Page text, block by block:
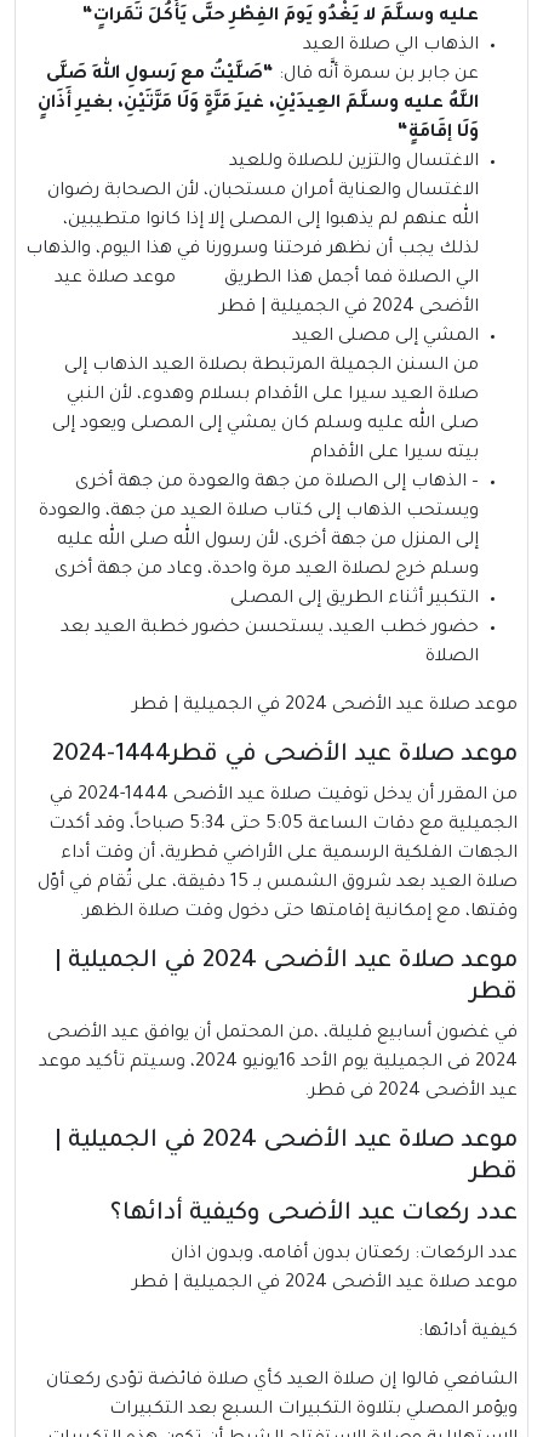
عليه وسلَّمَ لا يَغْدُو يَومَ الفِطْرِ حتَّى يَأْكُلَ تَمَراتٍ“
الذهاب الي صلاة العيد
عن جابر بن سمرة أنَّه قال: “صَلَّيْتُ مع رَسولِ اللهِ صَلَّى
اللَّهُ عليه وسلَّمَ العِيدَيْنِ، غيرَ مَرَّةٍ وَلَا مَرَّتَيْنِ، بغيرِ أَذَانٍ
وَلَا إقَامَةٍ“
الاغتسال والتزين للصلاة وللعيد
الاغتسال والعناية أمران مستحبان، لأن الصحابة رضوان
الله عنهم لم يذهبوا إلى المصلى إلا إذا كانوا متطيبين،
لذلك يجب أن نظهر فرحتنا وسرورنا في هذا اليوم، والذهاب
الي الصلاة فما أجمل هذا الطريق موعد صلاة عيد
الأضحى 2024 في الجميلية | قطر
المشي إلى مصلى العيد
من السنن الجميلة المرتبطة بصلاة العيد الذهاب إلى
صلاة العيد سيرا على الأقدام بسلام وهدوء، لأن النبي
صلى الله عليه وسلم كان يمشي إلى المصلى ويعود إلى
بيته سيرا على الأقدام
– الذهاب إلى الصلاة من جهة والعودة من جهة أخرى
ويستحب الذهاب إلى كتاب صلاة العيد من جهة، والعودة
إلى المنزل من جهة أخرى، لأن رسول الله صلى الله عليه
وسلم خرج لصلاة العيد مرة واحدة، وعاد من جهة أخرى
التكبير أثناء الطريق إلى المصلى
حضور خطب العيد، يستحسن حضور خطبة العيد بعد
الصلاة
موعد صلاة عيد الأضحى 2024 في الجميلية | قطر
موعد صلاة عيد الأضحى في قطر1444-2024
من المقرر أن يدخل توقيت صلاة عيد الأضحى 1444-2024 في
الجميلية مع دقات الساعة 5:05 حتى 5:34 صباحاً، وقد أكدت
الجهات الفلكية الرسمية على الأراضي قطرية، أن وقت أداء
صلاة العيد بعد شروق الشمس بـ 15 دقيقة، على تُقام في أوّل
وقتها، مع إمكانية إقامتها حتى دخول وقت صلاة الظهر.
موعد صلاة عيد الأضحى 2024 في الجميلية |
قطر
في غضون أسابيع قليلة، ،من المحتمل أن يوافق عيد الأضحى
2024 فى الجميلية يوم الأحد 16يونيو 2024، وسيتم تأكيد موعد
عيد الأضحى 2024 فى قطر.
موعد صلاة عيد الأضحى 2024 في الجميلية |
قطر
عدد ركعات عيد الأضحى وكيفية أدائها؟
عدد الركعات: ركعتان بدون أقامه، وبدون اذان
موعد صلاة عيد الأضحى 2024 في الجميلية | قطر
كيفية أدائها:
الشافعي قالوا إن صلاة العيد كأي صلاة فائضة تؤدى ركعتان
ويؤمر المصلي بتلاوة التكبيرات السبع بعد التكبيرات